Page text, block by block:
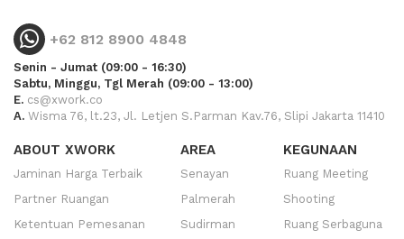
+62 812 8900 4848
Senin - Jumat (09:00 - 16:30)
Sabtu, Minggu, Tgl Merah (09:00 - 13:00)
E. cs@xwork.co
A. Wisma 76, lt.23, Jl. Letjen S.Parman Kav.76, Slipi Jakarta 11410
ABOUT XWORK
Jaminan Harga Terbaik
Partner Ruangan
Ketentuan Pemesanan
AREA
Senayan
Palmerah
Sudirman
KEGUNAAN
Ruang Meeting
Shooting
Ruang Serbaguna